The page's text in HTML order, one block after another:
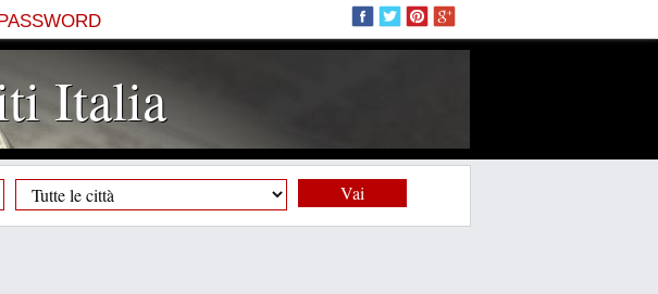
Italia
Vai